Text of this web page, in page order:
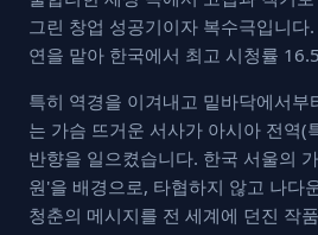
그린 창업 성공기이자 복수극입니다
연을 맡아 한국에서 최고 시청률
특히 역경을 이겨내고 밑바닥에서
는 가슴 뜨거운 서사가 아시아 전역(
반향을 일으켰습니다. 한국 서울의
원'을 배경으로, 타협하지 않고 나다
청춘의 메시지를 전 세계에 던진 작